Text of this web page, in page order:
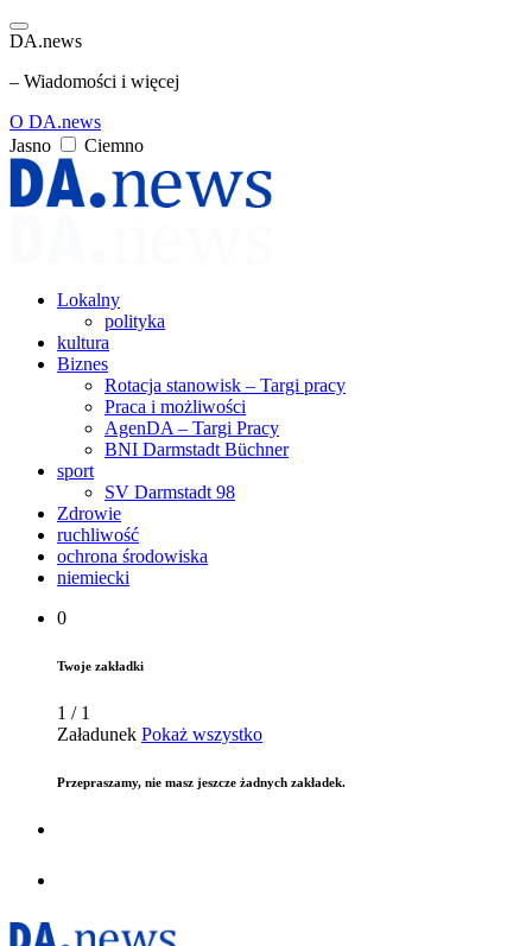
DA.news
– Wiadomości i więcej
O DA.news
Jasno
Ciemno
Lokalny
polityka
kultura
Biznes
Rotacja stanowisk – Targi pracy
Praca i możliwości
AgenDA – Targi Pracy
BNI Darmstadt Büchner
sport
SV Darmstadt 98
Zdrowie
ruchliwość
ochrona środowiska
niemiecki
0
Twoje zakładki
1 / 1
Załadunek Pokaż wszystko
Przepraszamy, nie masz jeszcze żadnych zakładek.